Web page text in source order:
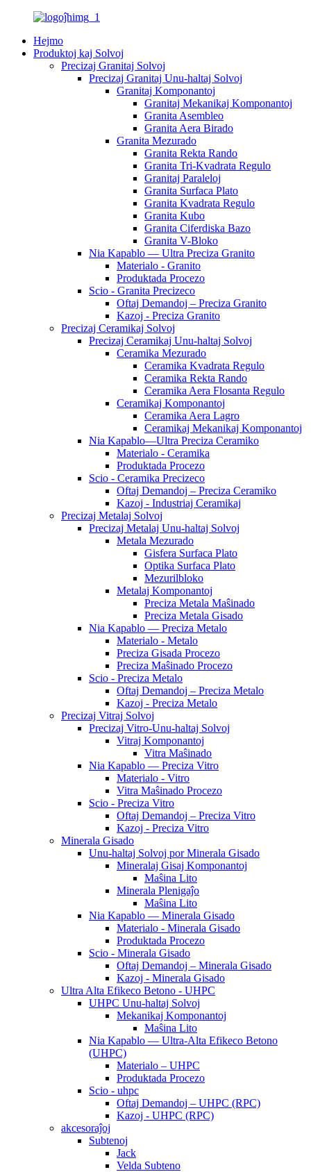
Hejmo
Produktoj kaj Solvoj
Precizaj Granitaj Solvoj
Precizaj Granitaj Unu-haltaj Solvoj
Granitaj Komponantoj
Granitaj Mekanikaj Komponantoj
Granita Asembleo
Granita Aera Birado
Granita Mezurado
Granita Rekta Rando
Granita Tri-Kvadrata Regulo
Granitaj Paraleloj
Granita Surfaca Plato
Granita Kvadrata Regulo
Granita Kubo
Granita Ciferdiska Bazo
Granita V-Bloko
Nia Kapablo — Ultra Preciza Granito
Materialo - Granito
Produktada Procezo
Scio - Granita Precizeco
Oftaj Demandoj – Preciza Granito
Kazoj - Preciza Granito
Precizaj Ceramikaj Solvoj
Precizaj Ceramikaj Unu-haltaj Solvoj
Ceramika Mezurado
Ceramika Kvadrata Regulo
Ceramika Rekta Rando
Ceramika Aera Flosanta Regulo
Ceramikaj Komponantoj
Ceramika Aera Lagro
Ceramikaj Mekanikaj Komponantoj
Nia Kapablo—Ultra Preciza Ceramiko
Materialo - Ceramika
Produktada Procezo
Scio - Ceramika Precizeco
Oftaj Demandoj – Preciza Ceramiko
Kazoj - Industriaj Ceramikaj
Precizaj Metalaj Solvoj
Precizaj Metalaj Unu-haltaj Solvoj
Metala Mezurado
Gisfera Surfaca Plato
Optika Surfaca Plato
Mezurilbloko
Metalaj Komponantoj
Preciza Metala Maŝinado
Preciza Metala Gisado
Nia Kapablo — Preciza Metalo
Materialo - Metalo
Preciza Gisada Procezo
Preciza Maŝinado Procezo
Scio - Preciza Metalo
Oftaj Demandoj – Preciza Metalo
Kazoj - Preciza Metalo
Precizaj Vitraj Solvoj
Precizaj Vitro-Unu-haltaj Solvoj
Vitraj Komponantoj
Vitra Maŝinado
Nia Kapablo — Preciza Vitro
Materialo - Vitro
Vitra Maŝinado Procezo
Scio - Preciza Vitro
Oftaj Demandoj – Preciza Vitro
Kazoj - Preciza Vitro
Minerala Gisado
Unu-haltaj Solvoj por Minerala Gisado
Mineralaj Gisaj Komponantoj
Maŝina Lito
Minerala Plenigaĵo
Maŝina Lito
Nia Kapablo — Minerala Gisado
Materialo - Minerala Gisado
Produktada Procezo
Scio - Minerala Gisado
Oftaj Demandoj – Minerala Gisado
Kazoj - Minerala Gisado
Ultra Alta Efikeco Betono - UHPC
UHPC Unu-haltaj Solvoj
Mekanikaj Komponantoj
Maŝina Lito
Nia Kapablo — Ultra-Alta Efikeco Betono
(UHPC)
Materialo – UHPC
Produktada Procezo
Scio - uhpc
Oftaj Demandoj – UHPC (RPC)
Kazoj - UHPC (RPC)
akcesoraĵoj
Subtenoj
Jack
Velda Subteno